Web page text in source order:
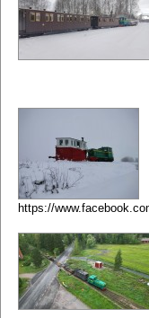
https://